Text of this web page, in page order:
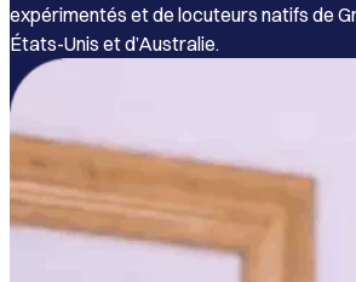
expérimentés et de locuteurs natifs de
États-Unis et d’Australie.